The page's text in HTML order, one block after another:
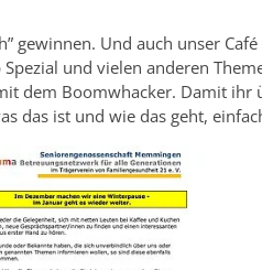
gewinnen. Und auch unser
und vielen anderen
dem Boomwhacker. Damit ihr
das ist und wie das geht,